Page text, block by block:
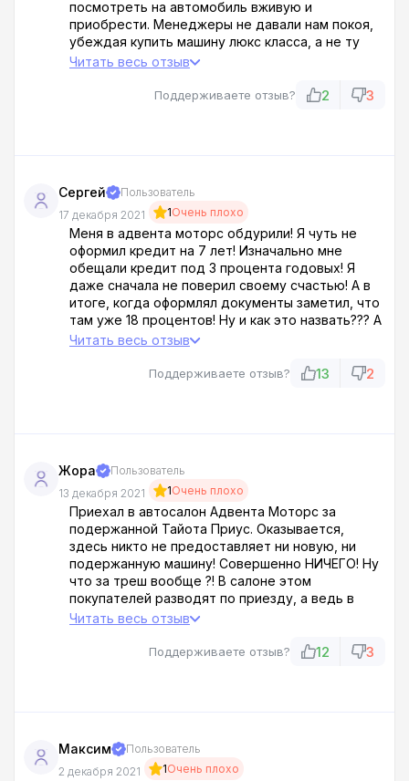
посмотреть на автомобиль вживую и
приобрести. Менеджеры не давали нам покоя,
убеждая купить машину люкс класса, а не ту
«развалюху» которую выбрали мы.Я не люблю
непрофессионализм!
Читать весь отзыв
Поддерживаете отзыв? 2 3
Сергей
Пользователь
17 декабря 2021
1Очень плохо
Меня в адвента моторс обдурили! Я чуть не
оформил кредит на 7 лет! Изначально мне
обещали кредит под 3 процента годовых! Я
даже сначала не поверил своему счастью! А в
итоге, когда оформлял документы заметил, что
там уже 18 процентов! Ну и как это назвать??? А
если бы я не досмотрелся! Просто ищут выгоду
ходить и обращаться напрямую к официальным
Читать весь отзыв
Поддерживаете отзыв? 13 2
Жора
Пользователь
13 декабря 2021
1Очень плохо
Приехал в автосалон Адвента Моторс за
подержанной Тайота Приус. Оказывается,
здесь никто не предоставляет ни новую, ни
подержанную машину! Совершенно НИЧЕГО! Ну
что за треш вообще ?! В салоне этом
покупателей разводят по приезду, а ведь в
салоне Адвента Моторс не было ни новой, ни
обман! Завлекают в салон откровенной ложью!
Читать весь отзыв
Поддерживаете отзыв? 12 3
Максим
Пользователь
2 декабря 2021
1Очень плохо